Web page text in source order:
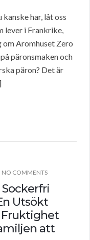
har, låt oss
lever i Frankrike,
om Aromhuset Zero
päronsmaken och
päron? Det är
NO COMMENTS
Utsökt
Fruktighet
att